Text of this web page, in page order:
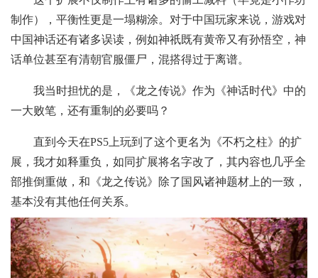
制作），平衡性更是一塌糊涂。对于中国玩家来说，游戏对
中国神话还有诸多误读，例如神祇既有黄帝又有孙悟空，神
话单位甚至有清朝官服僵尸，混搭得过于离谱。
我当时担忧的是，《龙之传说》作为《神话时代》中的
一大败笔，还有重制的必要吗？
直到今天在PS5上玩到了这个更名为《不朽之柱》的扩
展，我才如释重负，如同扩展将名字改了，其内容也几乎全
部推倒重做，和《龙之传说》除了国风诸神题材上的一致，
基本没有其他任何关系。